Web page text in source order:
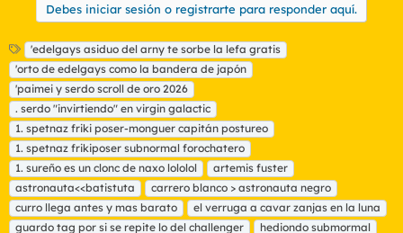
Debes iniciar sesión o registrarte para responder aquí.
E
t
i
q
u
e
t
a
s
'edelgays asiduo del arny te sorbe la lefa gratis
'orto de edelgays como la bandera de japón
'paimei y serdo scroll de oro 2026
. serdo "invirtiendo" en virgin galactic
1. spetnaz friki poser-monguer capitán postureo
1. spetnaz frikiposer subnormal forochatero
1. sureño es un clonc de naxo lololol
artemis fuster
astronauta<<batistuta
carrero blanco > astronauta negro
curro llega antes y mas barato
el verruga a cavar zanjas en la luna
guardo tag por si se repite lo del challenger
hediondo submormal